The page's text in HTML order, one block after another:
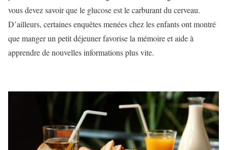
vous devez savoir que le glucose est le carburant du cerveau.
D’ailleurs, certaines enquêtes menées chez les enfants ont montré
que manger un petit déjeuner favorise la mémoire et aide à
apprendre de nouvelles informations plus vite.